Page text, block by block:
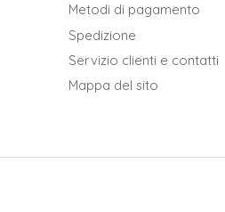
Metodi di pagamento
Spedizione
Servizio clienti e contatti
Mappa del sito